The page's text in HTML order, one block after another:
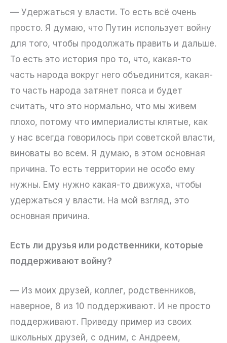
— Удержаться у власти. То есть всё очень
просто. Я думаю, что Путин использует войну
для того, чтобы продолжать править и дальше.
То есть это история про то, что, какая-то
часть народа вокруг него объединится, какая-
то часть народа затянет пояса и будет
считать, что это нормально, что мы живем
плохо, потому что империалисты клятые, как
у нас всегда говорилось при советской власти,
виноваты во всем. Я думаю, в этом основная
причина. То есть территории не особо ему
нужны. Ему нужно какая-то движуха, чтобы
удержаться у власти. На мой взгляд, это
основная причина.
Есть ли друзья или родственники, которые
поддерживают войну?
— Из моих друзей, коллег, родственников,
наверное, 8 из 10 поддерживают. И не просто
поддерживают. Приведу пример из своих
школьных друзей, с одним, с Андреем,